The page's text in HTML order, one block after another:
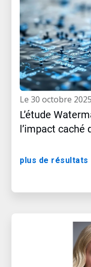
le 30 octobre 2025
L’étude
l’impact
plus de résultats